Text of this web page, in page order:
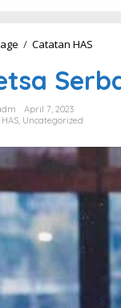
/ Catatan HAS
Serbi
April 7, 2023
, Uncategorized